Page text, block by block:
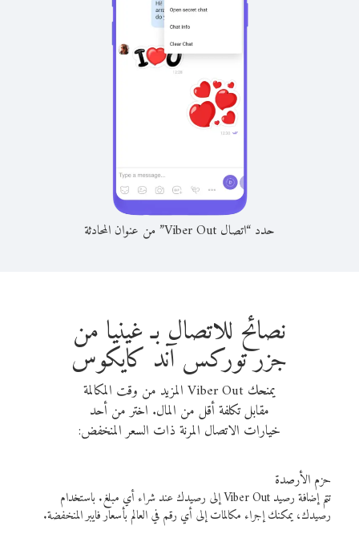
حدد “اتصال Viber Out” من عنوان المحادثة
نصائح للاتصال بـ غينيا من
جزر توركس آند كايكوس
يمنحك Viber Out المزيد من وقت المكالمة
مقابل تكلفة أقل من المال. اختر من أحد
خيارات الاتصال المرنة ذات السعر المنخفض:
حزم الأرصدة
تتم إضافة رصيد Viber Out إلى رصيدك عند شراء أي مبلغ. باستخدام
رصيدك، يمكنك إجراء مكالمات إلى أي رقم في العالم بأسعار فايبر المنخفضة.